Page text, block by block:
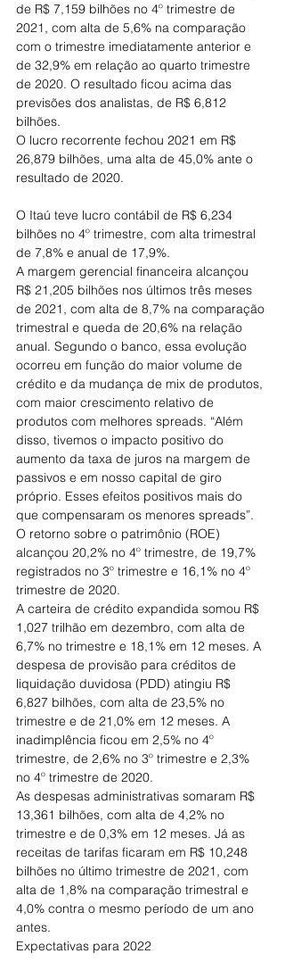
de R$ 7,159 bilhões no 4º trimestre de
2021, com alta de 5,6% na comparação
com o trimestre imediatamente anterior e
de 32,9% em relação ao quarto trimestre
de 2020. O resultado ficou acima das
previsões dos analistas, de R$ 6,812
bilhões.
O lucro recorrente fechou 2021 em R$
26,879 bilhões, uma alta de 45,0% ante o
resultado de 2020.
O Itaú teve lucro contábil de R$ 6,234
bilhões no 4º trimestre, com alta trimestral
de 7,8% e anual de 17,9%.
A margem gerencial financeira alcançou
R$ 21,205 bilhões nos últimos três meses
de 2021, com alta de 8,7% na comparação
trimestral e queda de 20,6% na relação
anual. Segundo o banco, essa evolução
ocorreu em função do maior volume de
crédito e da mudança de mix de produtos,
com maior crescimento relativo de
produtos com melhores spreads. “Além
disso, tivemos o impacto positivo do
aumento da taxa de juros na margem de
passivos e em nosso capital de giro
próprio. Esses efeitos positivos mais do
que compensaram os menores spreads”.
O retorno sobre o patrimônio (ROE)
alcançou 20,2% no 4º trimestre, de 19,7%
registrados no 3º trimestre e 16,1% no 4º
trimestre de 2020.
A carteira de crédito expandida somou R$
1,027 trilhão em dezembro, com alta de
6,7% no trimestre e 18,1% em 12 meses. A
despesa de provisão para créditos de
liquidação duvidosa (PDD) atingiu R$
6,827 bilhões, com alta de 23,5% no
trimestre e de 21,0% em 12 meses. A
inadimplência ficou em 2,5% no 4º
trimestre, de 2,6% no 3º trimestre e 2,3%
no 4º trimestre de 2020.
As despesas administrativas somaram R$
13,361 bilhões, com alta de 4,2% no
trimestre e de 0,3% em 12 meses. Já as
receitas de tarifas ficaram em R$ 10,248
bilhões no último trimestre de 2021, com
alta de 1,8% na comparação trimestral e
4,0% contra o mesmo período de um ano
antes.
Expectativas para 2022